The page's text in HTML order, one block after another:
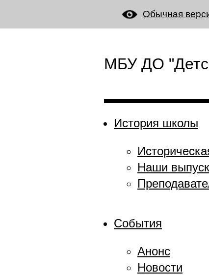
Обычная
МБУ ДО
История школы
Наши
События
Анонс
Новости